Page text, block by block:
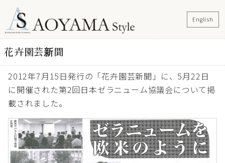
English
花卉園芸新聞
2012年7月15日発行の「花卉園芸新聞」に、5月22日
に開催された第2回日本ゼラニューム協議会について掲
載されました。